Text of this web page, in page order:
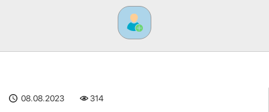
08.08.2023 314